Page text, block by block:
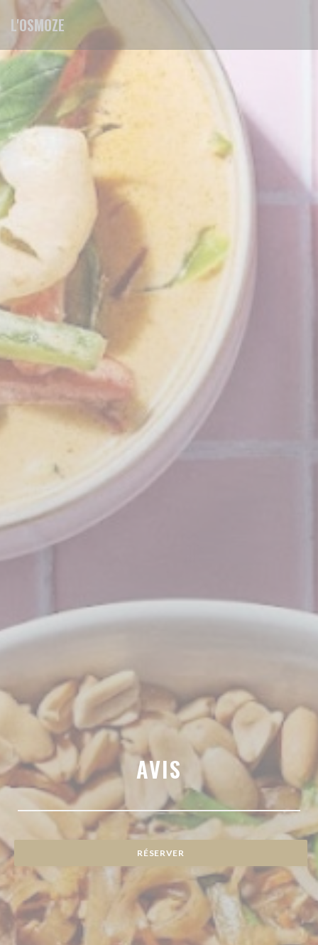
Personnalisation de vos choix en matière de cookies
L'OSMOZE
AVIS
RÉSERVER